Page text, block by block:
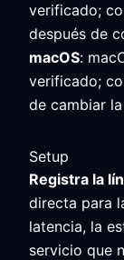
verificado;
después de
macOS:
verificado;
de cambiar
Setup
Registra la
directa para
latencia, la
servicio que